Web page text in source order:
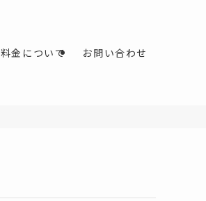
料金について お問い合わせ